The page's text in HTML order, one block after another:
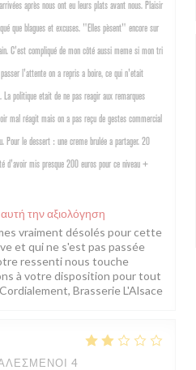
après nous ont eu leurs plats avant nous. Plaisir
que blagues et excuses. "Elles pèsent" encore sur
C'est compliqué de mon côté aussi meme si mon tri
l'attente on a repris a boire, ce qui n'etait
politique etait de ne pas reagir aux remarques
mal réagit mais on a pas reçu de gestes commercial
Pour le dessert : une creme brulée a partager. 20
d'avoir mis presque 200 euros pour ce niveau +
την αξιολόγηση
vraiment désolés pour cette
et qui ne s'est pas passée
ressenti nous touche
à votre disposition pour tout
Brasserie L'Alsace
4